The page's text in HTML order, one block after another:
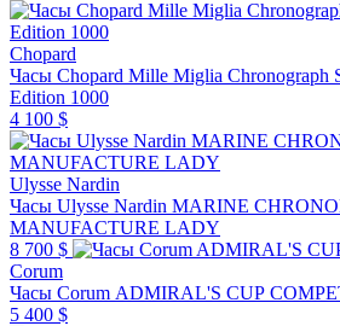
Chopard
Часы Chopard Mille Miglia Chronograph
Edition 1000
4 100 $
Ulysse Nardin
Часы Ulysse Nardin MARINE
MANUFACTURE LADY
8 700 $
Corum
Часы Corum ADMIRAL'S CUP
5 400 $